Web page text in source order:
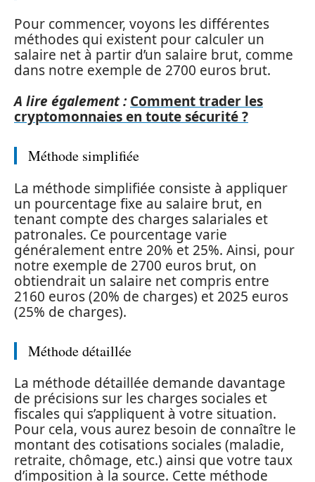
Pour commencer, voyons les différentes
méthodes qui existent pour calculer un
salaire net à partir d’un salaire brut, comme
dans notre exemple de 2700 euros brut.
A lire également : Comment trader les
cryptomonnaies en toute sécurité ?
Méthode simplifiée
La méthode simplifiée consiste à appliquer
un pourcentage fixe au salaire brut, en
tenant compte des charges salariales et
patronales. Ce pourcentage varie
généralement entre 20% et 25%. Ainsi, pour
notre exemple de 2700 euros brut, on
obtiendrait un salaire net compris entre
2160 euros (20% de charges) et 2025 euros
(25% de charges).
Méthode détaillée
La méthode détaillée demande davantage
de précisions sur les charges sociales et
fiscales qui s’appliquent à votre situation.
Pour cela, vous aurez besoin de connaître le
montant des cotisations sociales (maladie,
retraite, chômage, etc.) ainsi que votre taux
d’imposition à la source. Cette méthode